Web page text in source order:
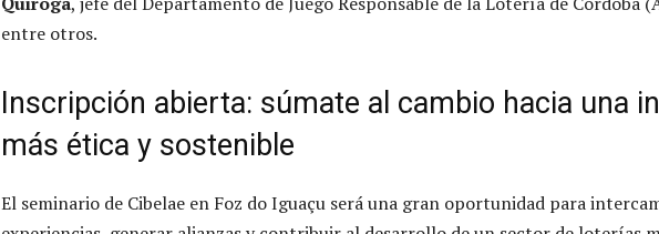
entre otros.
Inscripción abierta: súmate al cambio hacia una
más ética y sostenible
El seminario de Cibelae en Foz do Iguaçu será una gran oportunidad para